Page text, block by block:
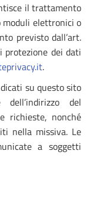
il trattamento
elettronici o
previsto dall’art.
protezione dei dati
.
su questo sito
dell’indirizzo del
richieste, nonché
nella missiva. Le
a soggetti